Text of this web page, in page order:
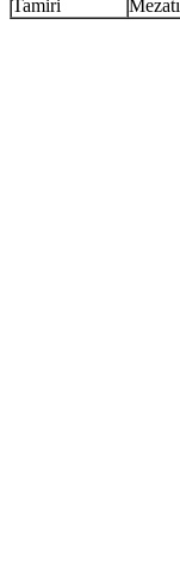
Tamiri
Mezatı